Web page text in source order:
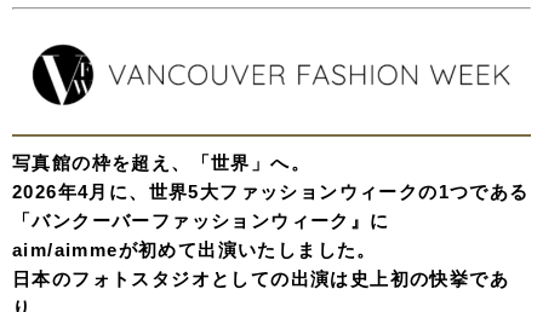
写真館の枠を超え、「世界」へ。
2026年4月に、世界5大ファッションウィークの1つである
「バンクーバーファッションウィーク』に
aim/aimmeが初めて出演いたしました。
日本のフォトスタジオとしての出演は史上初の快挙であ